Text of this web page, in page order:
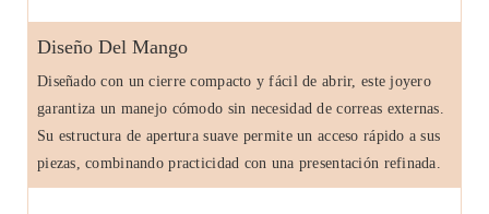
Diseño Del Mango
Diseñado con un cierre compacto y fácil de abrir, este joyero
garantiza un manejo cómodo sin necesidad de correas externas.
Su estructura de apertura suave permite un acceso rápido a sus
piezas, combinando practicidad con una presentación refinada.